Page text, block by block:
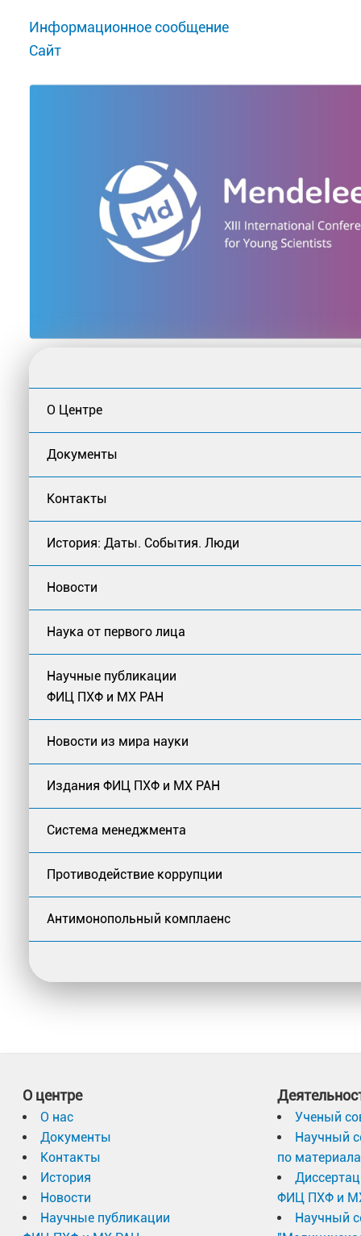
Информационное сообщение
Сайт
О Центре
Документы
Контакты
История: Даты. События. Люди
Новости
Наука от первого лица
Научные публикации
ФИЦ ПХФ и МХ РАН
Новости из мира науки
Издания ФИЦ ПХФ и МХ РАН
Система менеджмента
Противодействие коррупции
Антимонопольный комплаенс
О центре
О нас
Документы
Контакты
История
Новости
Научные публикации
Ученый
Научный
по
ФИЦ ПХФ и
Научный